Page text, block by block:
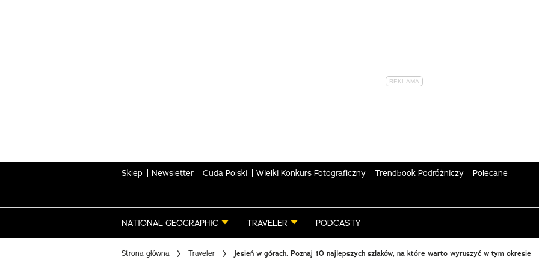
Sklep Newsletter Cuda Polski Wielki Konkurs Fotograficzny Trendbook Podróżniczy Polecane
NATIONAL GEOGRAPHIC TRAVELER PODCASTY
Strona główna Traveler Jesień w górach. Poznaj 10 najlepszych szlaków, na które warto wyruszyć w tym okresie